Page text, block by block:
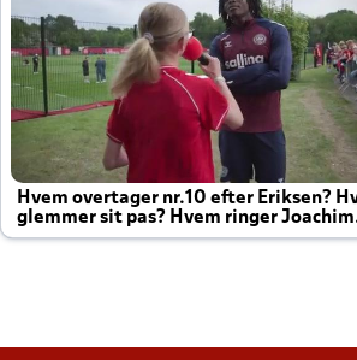
Hvem overtager nr.10 efter Eriksen?
glemmer sit pas? Hvem ringer Joachim
altid til efter kampe?